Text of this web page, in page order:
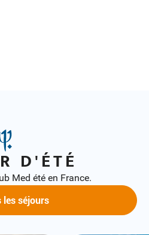
D'ÉTÉ
Med été en France.
les séjours